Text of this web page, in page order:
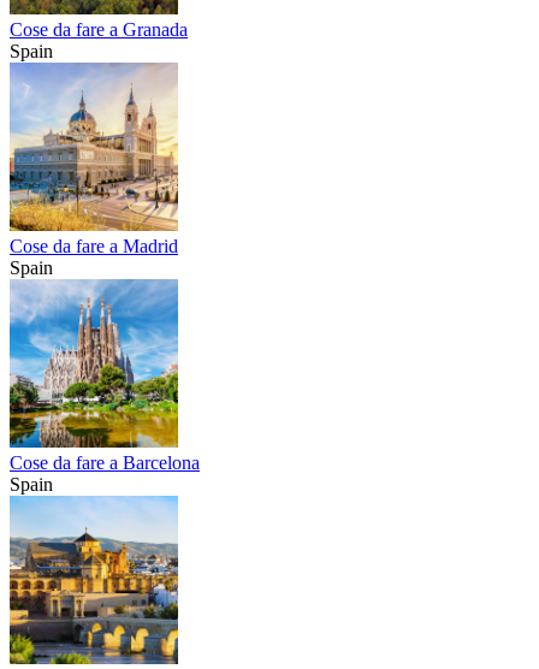
Cose da fare a Granada
Spain
Cose da fare a Madrid
Spain
Cose da fare a Barcelona
Spain